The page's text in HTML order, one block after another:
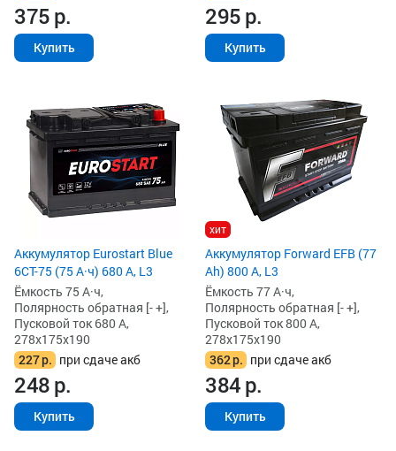
375р.
Купить
295р.
Купить
Аккумулятор Eurostart Blue
6CT-75 (75 А·ч) 680 А, L3
Ёмкость 75 А·ч,
Полярность обратная [- +],
Пусковой ток 680 А,
278x175x190
227р. при сдаче акб
248р.
Купить
хит
Аккумулятор Forward EFB (77
Ah) 800 А, L3
Ёмкость 77 А·ч,
Полярность обратная [- +],
Пусковой ток 800 А,
278x175x190
362р. при сдаче акб
384р.
Купить